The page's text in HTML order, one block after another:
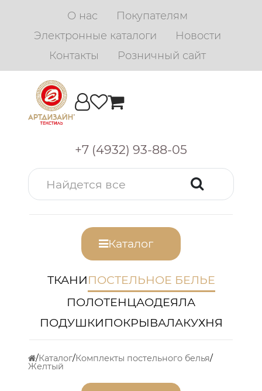
О нас
Покупателям
Электронные каталоги
Новости
Контакты
Розничный сайт
+7 (4932) 93-88-05
Каталог
ТКАНИПОСТЕЛЬНОЕ БЕЛЬЕ
ПОЛОТЕНЦАОДЕЯЛА
ПОДУШКИПОКРЫВАЛАКУХНЯ
Каталог Комплекты постельного белья
Желтый